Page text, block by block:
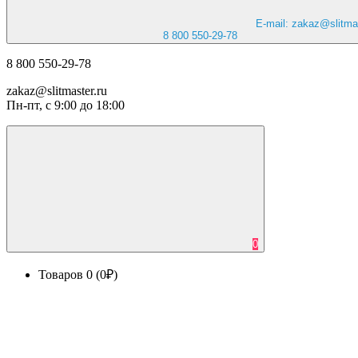
E-mail:
8 800 550-29-78
8 800 550-29-78
zakaz@slitmaster.ru
Пн-пт, с 9:00 до 18:00
0
Товаров 0 (0₽)